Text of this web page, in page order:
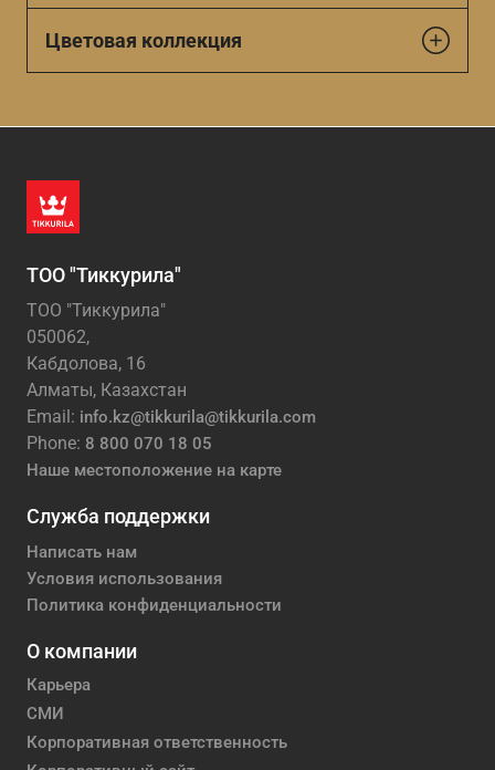
Цветовая коллекция
ТОО "Тиккурила"
ТОО "Тиккурила"
050062,
Кабдолова, 16
Алматы, Казахстан
Email: info.kz@tikkurila@tikkurila.com
Phone: 8 800 070 18 05
Наше местоположение на карте
Служба поддержки
Написать нам
Условия использования
Политика конфиденциальности
О компании
Карьера
СМИ
Корпоративная ответственность